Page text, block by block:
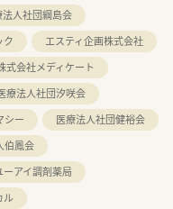
法人社団綱島会
ク
エスティ企画株式会社
式会社メディケート
療法人社団汐咲会
シー
医療法人社団健裕会
伯鳳会
アイ調剤薬局
ル